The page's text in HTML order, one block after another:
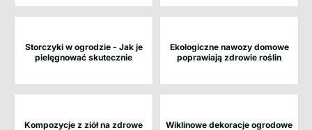
Storczyki w ogrodzie - Jak je
pielęgnować skutecznie
Ekologiczne nawozy domowe
poprawiają zdrowie roślin
Kompozycje z ziół na zdrowe
Wiklinowe dekoracje ogrodowe